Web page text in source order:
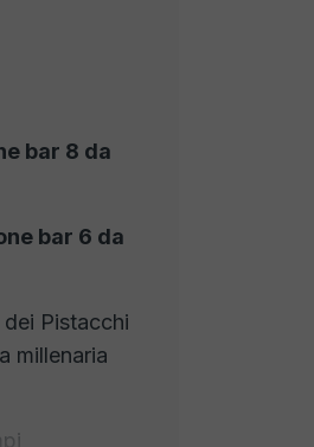
bar 8 da
bar 6 da
Pistacchi
millenaria